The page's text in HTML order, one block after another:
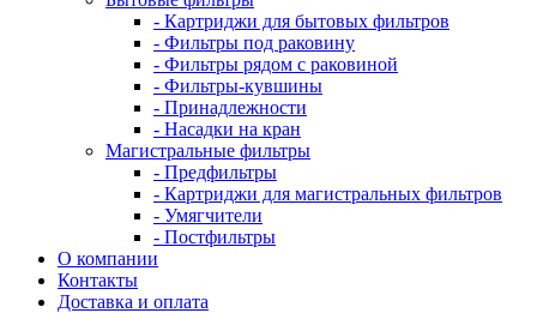
- Картриджи для бытовых фильтров
- Фильтры под раковину
- Фильтры рядом с раковиной
- Фильтры-кувшины
- Принадлежности
- Насадки на кран
Магистральные фильтры
- Предфильтры
- Картриджи для магистральных фильтров
- Умягчители
- Постфильтры
О компании
Контакты
Доставка и оплата